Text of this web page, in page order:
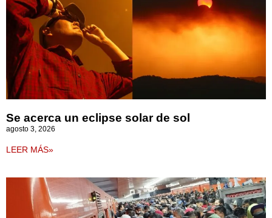
Se acerca un eclipse solar de sol
agosto 3, 2026
LEER MÁS»